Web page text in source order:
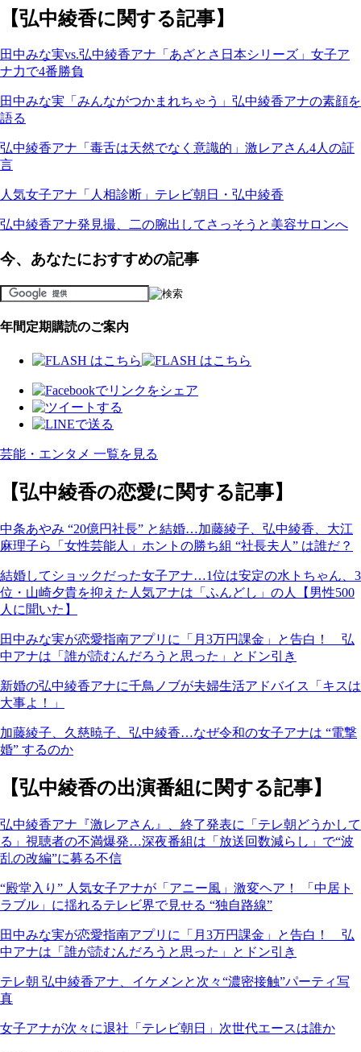
【弘中綾香に関する記事】
田中みな実vs.弘中綾香アナ「あざとさ日本シリーズ」女子ア
ナ力で4番勝負
田中みな実「みんながつかまれちゃう」弘中綾香アナの素顔を
語る
弘中綾香アナ「毒舌は天然でなく意識的」激レアさん4人の証
言
人気女子アナ「人相診断」テレビ朝日・弘中綾香
弘中綾香アナ発見撮、二の腕出してさっそうと美容サロンへ
今、あなたにおすすめの記事
年間定期購読のご案内
芸能・エンタメ 一覧を見る
【弘中綾香の恋愛に関する記事】
中条あやみ “20億円社長” と結婚…加藤綾子、弘中綾香、大江
麻理子ら「女性芸能人」ホントの勝ち組 “社長夫人” は誰だ？
結婚してショックだった女子アナ…1位は安定の水トちゃん、3
位・山崎夕貴を抑えた人気アナは「ふんどし」の人【男性500
人に聞いた】
田中みな実が恋愛指南アプリに「月3万円課金」と告白！ 弘
中アナは「誰が読むんだろうと思った」とドン引き
新婚の弘中綾香アナに千鳥ノブが夫婦生活アドバイス「キスは
大事よ！」
加藤綾子、久慈暁子、弘中綾香…なぜ令和の女子アナは “電撃
婚” するのか
【弘中綾香の出演番組に関する記事】
弘中綾香アナ『激レアさん』、終了発表に「テレ朝どうかして
る」視聴者の不満爆発…深夜番組は「放送回数減らし」で“波
乱の改編”に募る不信
“殿堂入り” 人気女子アナが「アニー風」激変ヘア！ 「中居ト
ラブル」に揺れるテレビ界で見せる “独自路線”
田中みな実が恋愛指南アプリに「月3万円課金」と告白！ 弘
中アナは「誰が読むんだろうと思った」とドン引き
テレ朝 弘中綾香アナ、イケメンと次々“濃密接触”パーティ写
真
女子アナが次々に退社「テレビ朝日」次世代エースは誰か